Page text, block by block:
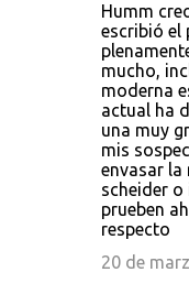
Humm
escribió el
mucho,
moderna
actual ha
una muy
mis
envasar la
scheider o
prueben
respecto
20 de